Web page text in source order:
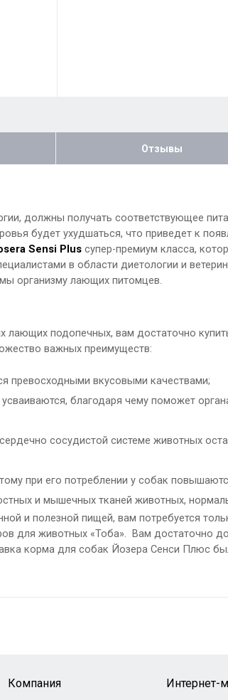
Отзывы
должны получать соответствующее
будет ухудшаться, что приведет к
Sensi Plus супер-премиум класса,
в области диетологии и
организму лающих питомцев.
подопечных, вам достаточно
важных преимуществ:
превосходными вкусовыми качествами;
благодаря чему поможет
сосудистой системе животных
при его потреблении у собак
и мышечных тканей животных,
и полезной пищей, вам потребуется
для животных «Тоба». Вам достаточно
корма для собак Йозера Сенси Плюс
Компания Интернет-